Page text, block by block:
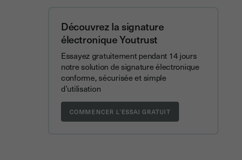
Découvrez la signature
électronique Youtrust
Essayez gratuitement pendant 14 jours
notre solution de signature électronique
conforme, sécurisée et simple
d’utilisation